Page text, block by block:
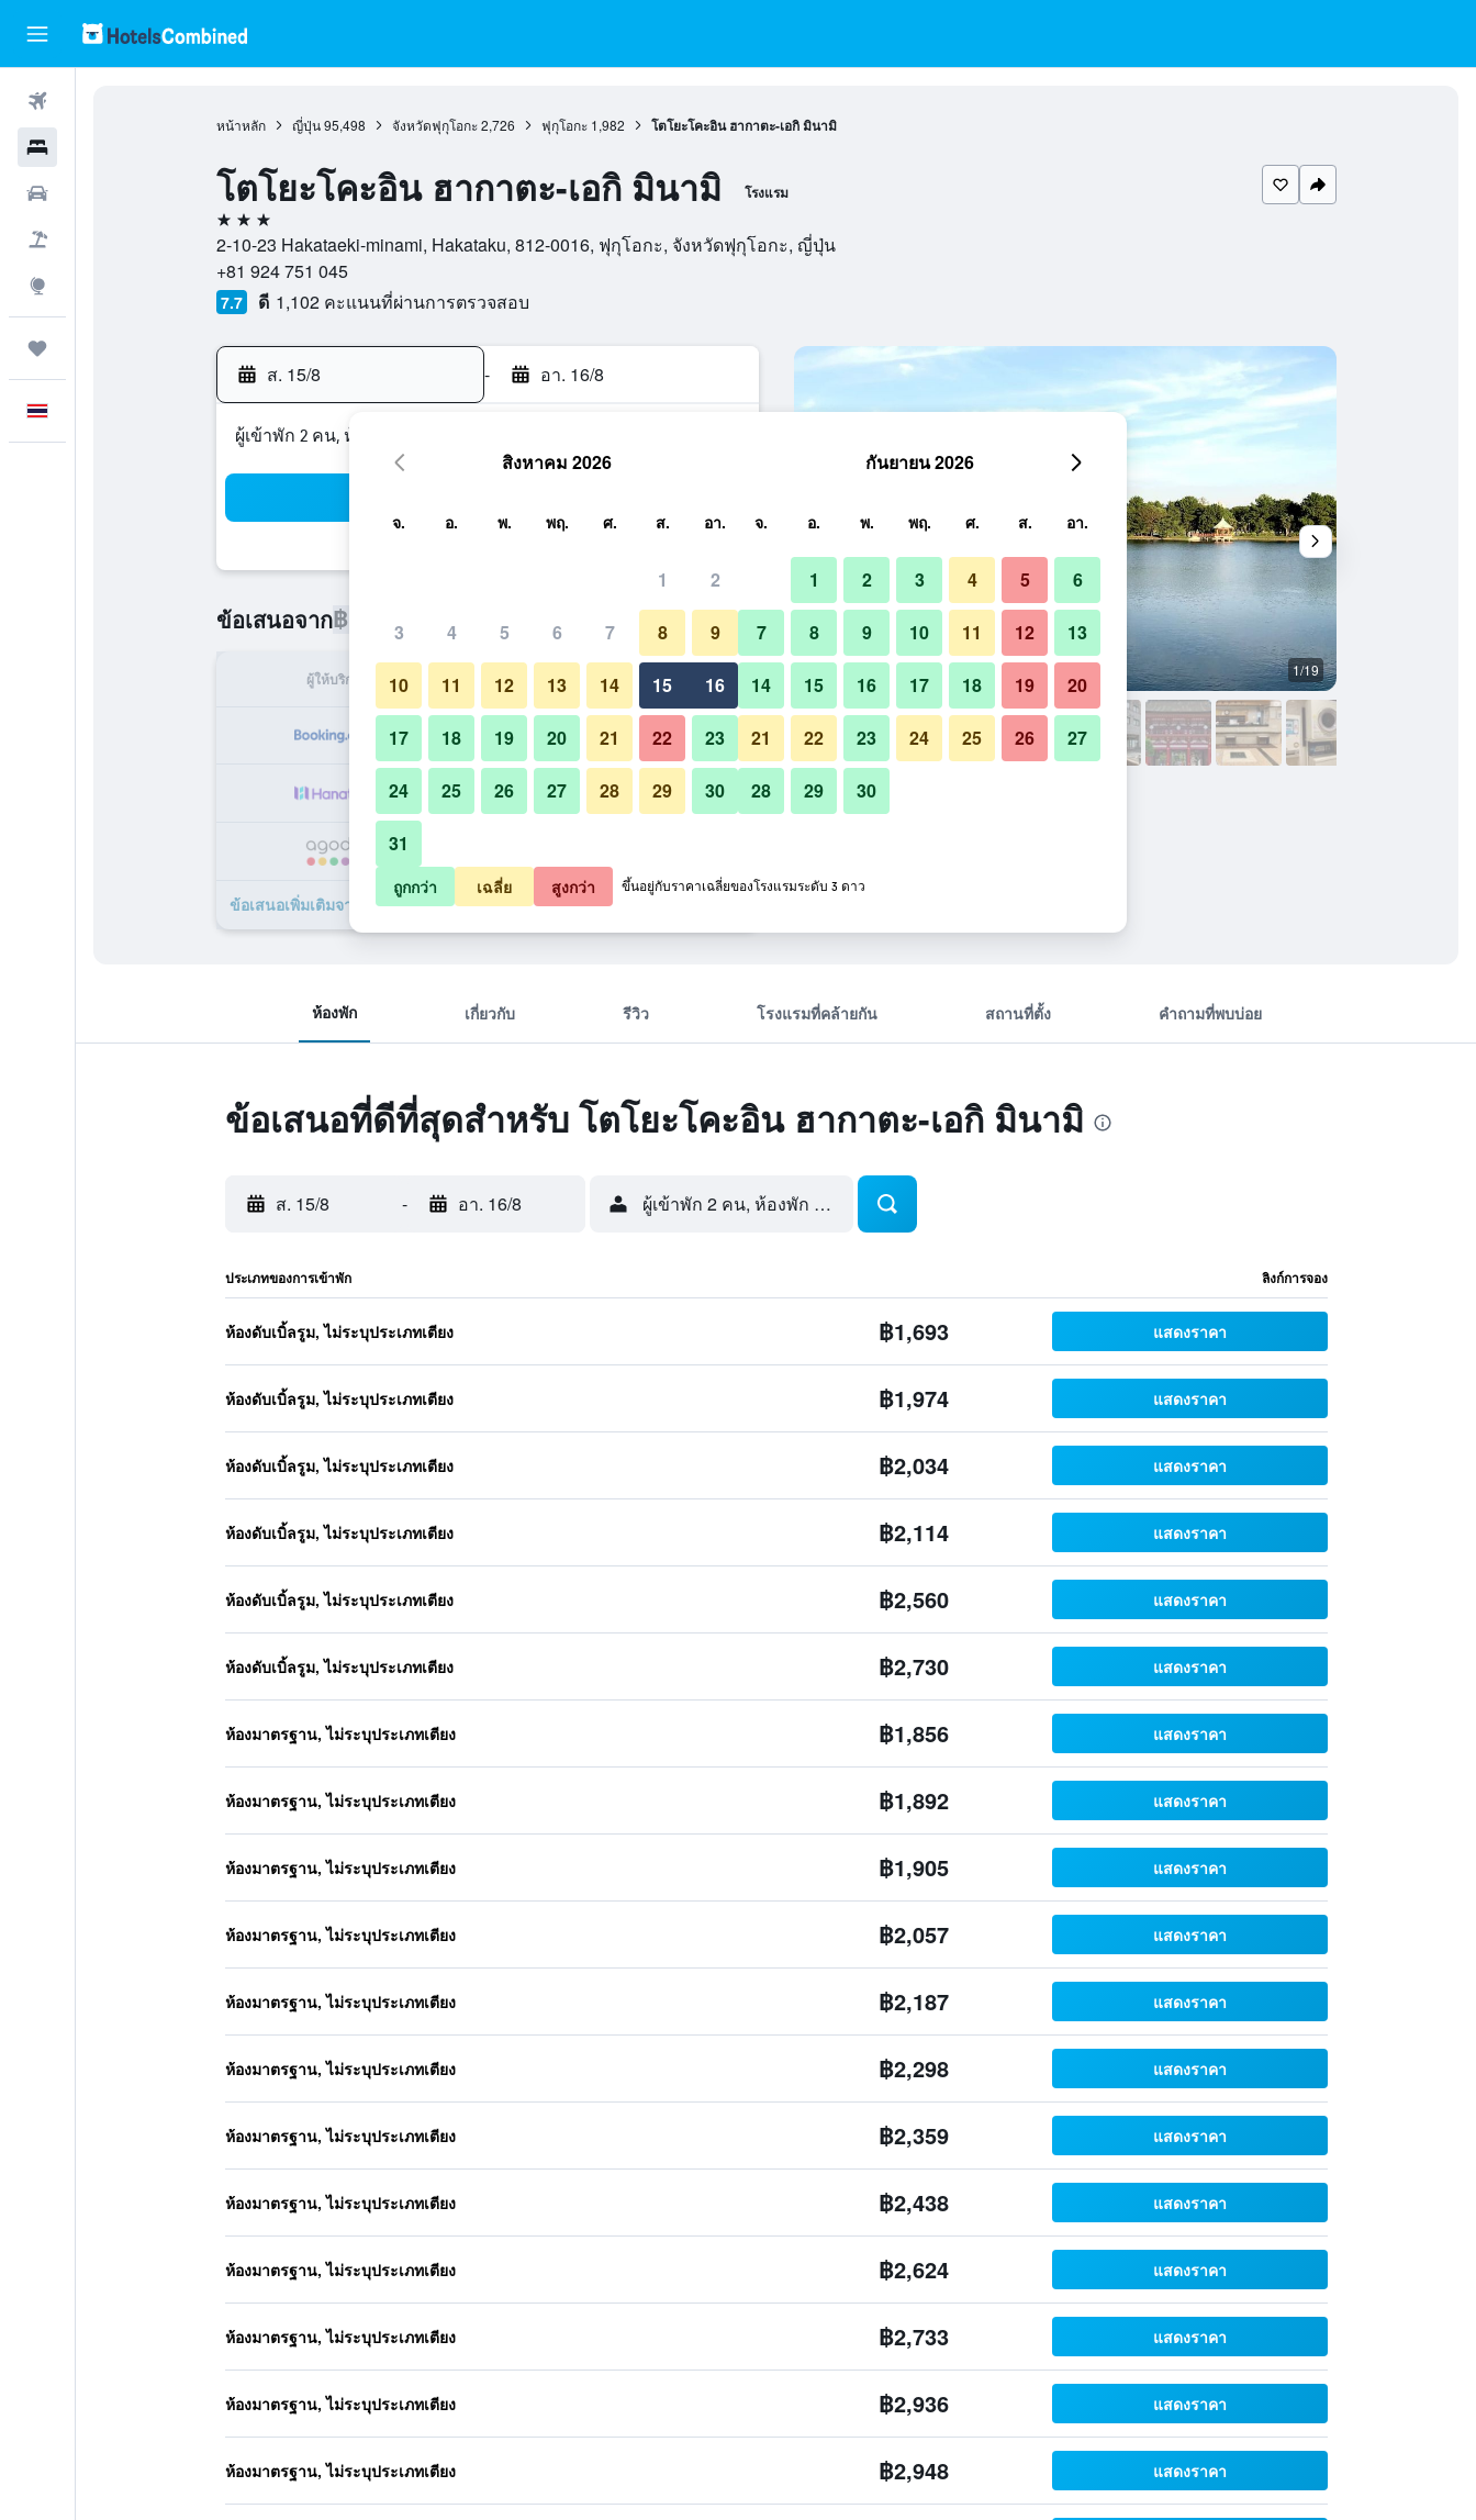
หน้าหลัก ญี่ปุ่น 95,498 จังหวัดฟุกุโอกะ 2,726 ฟุกุโอกะ 1,982 โตโยะโคะอิน ฮากาตะ-เอกิ มินามิ
โตโยะโคะอิน ฮากาตะ-เอกิ มินามิ โรงแรม
3 ดาว
2-10-23 Hakataeki-minami, Hakataku, 812-0016, ฟุกุโอกะ, จังหวัดฟุกุโอกะ, ญี่ปุ่น
+81 924 751 045
7.7 ดี 1,102 คะแนนที่ผ่านการตรวจสอบ
ส. 15/8 - อา. 16/8
ผู้เข้าพัก 2 คน, ห้องพัก 1 ห้อง
ข้อเสนอจาก฿1,693
ผู้ให้บริการ ทั้งหมด (ต่อคืน)
฿1,693 เช็คดีล
฿1,856 เช็คดีล
ข้อเสนอเพิ่มเติมจาก โตโยะโคะอิน ฮากาตะ-เอกิ มินามิ 22 รายการ
วิวภายนอก 1/19
ห้องพัก เกี่ยวกับ รีวิว โรงแรมที่คล้ายกัน สถานที่ตั้ง คำถามที่พบบ่อย
ข้อเสนอที่ดีที่สุดสำหรับ โตโยะโคะอิน ฮากาตะ-เอกิ มินามิ
ส. 15/8 - อา. 16/8 ผู้เข้าพัก 2 คน, ห้องพัก 1 ห้อง
ประเภทของการเข้าพัก ลิงก์การจอง
ห้องดับเบิ้ลรูม, ไม่ระบุประเภทเตียง ฿1,693 แสดงราคา
ห้องดับเบิ้ลรูม, ไม่ระบุประเภทเตียง ฿1,974 แสดงราคา
ห้องดับเบิ้ลรูม, ไม่ระบุประเภทเตียง ฿2,034 แสดงราคา
ห้องดับเบิ้ลรูม, ไม่ระบุประเภทเตียง ฿2,114 แสดงราคา
ห้องดับเบิ้ลรูม, ไม่ระบุประเภทเตียง ฿2,560 แสดงราคา
ห้องดับเบิ้ลรูม, ไม่ระบุประเภทเตียง ฿2,730 แสดงราคา
ห้องมาตรฐาน, ไม่ระบุประเภทเตียง ฿1,856 แสดงราคา
ห้องมาตรฐาน, ไม่ระบุประเภทเตียง ฿1,892 แสดงราคา
ห้องมาตรฐาน, ไม่ระบุประเภทเตียง ฿1,905 แสดงราคา
ห้องมาตรฐาน, ไม่ระบุประเภทเตียง ฿2,057 แสดงราคา
ห้องมาตรฐาน, ไม่ระบุประเภทเตียง ฿2,187 แสดงราคา
ห้องมาตรฐาน, ไม่ระบุประเภทเตียง ฿2,298 แสดงราคา
ห้องมาตรฐาน, ไม่ระบุประเภทเตียง ฿2,359 แสดงราคา
ห้องมาตรฐาน, ไม่ระบุประเภทเตียง ฿2,438 แสดงราคา
ห้องมาตรฐาน, ไม่ระบุประเภทเตียง ฿2,624 แสดงราคา
ห้องมาตรฐาน, ไม่ระบุประเภทเตียง ฿2,733 แสดงราคา
ห้องมาตรฐาน, ไม่ระบุประเภทเตียง ฿2,936 แสดงราคา
ห้องมาตรฐาน, ไม่ระบุประเภทเตียง ฿2,948 แสดงราคา
สิงหาคม 2026
จ. อ. พ. พฤ. ศ. ส. อา.
1 2
3 4 5 6 7 8 9
10 11 12 13 14 15 16
17 18 19 20 21 22 23
24 25 26 27 28 29 30
31
กันยายน 2026
จ. อ. พ. พฤ. ศ. ส. อา.
1 2 3 4 5 6
7 8 9 10 11 12 13
14 15 16 17 18 19 20
21 22 23 24 25 26 27
28 29 30
ถูกกว่า เฉลี่ย สูงกว่า ขึ้นอยู่กับราคาเฉลี่ยของโรงแรมระดับ 3 ดาว